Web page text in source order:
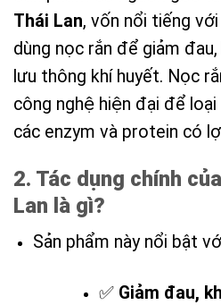
Thái Lan, vốn nổi tiếng
dùng nọc rắn để giảm
lưu thông khí huyết. Nọc
công nghệ hiện đại để
các enzym và protein có
2. Tác dụng chính
Lan là gì?
Sản phẩm này nổi bật
✅ Giảm đau,